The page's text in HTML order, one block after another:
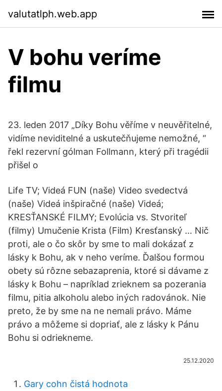
valutatlph.web.app
V bohu veríme
filmu
23. leden 2017 „Díky Bohu věříme v neuvěřitelné,
vidíme neviditelné a uskutečňujeme nemožné, “
řekl rezervní gólman Follmann, který při tragédii
přišel o
Life TV; Videá FUN (naše) Video svedectvá
(naše) Videá inšpiračné (naše) Videá;
KRESŤANSKÉ FILMY; Evolúcia vs. Stvoriteľ
(filmy) Umučenie Krista (Film) Kresťanský … Nič
proti, ale o čo skôr by sme to mali dokázať z
lásky k Bohu, ak v neho veríme. Ďalšou formou
obety sú rôzne sebazaprenia, ktoré si dávame z
lásky k Bohu – napríklad zrieknem sa pozerania
filmu, pitia alkoholu alebo iných radovánok. Nie
preto, že by sme na ne nemali právo. Máme
právo a môžeme si dopriať, ale z lásky k Pánu
Bohu si odriekneme.
25.12.2020
Gary cohn čistá hodnota